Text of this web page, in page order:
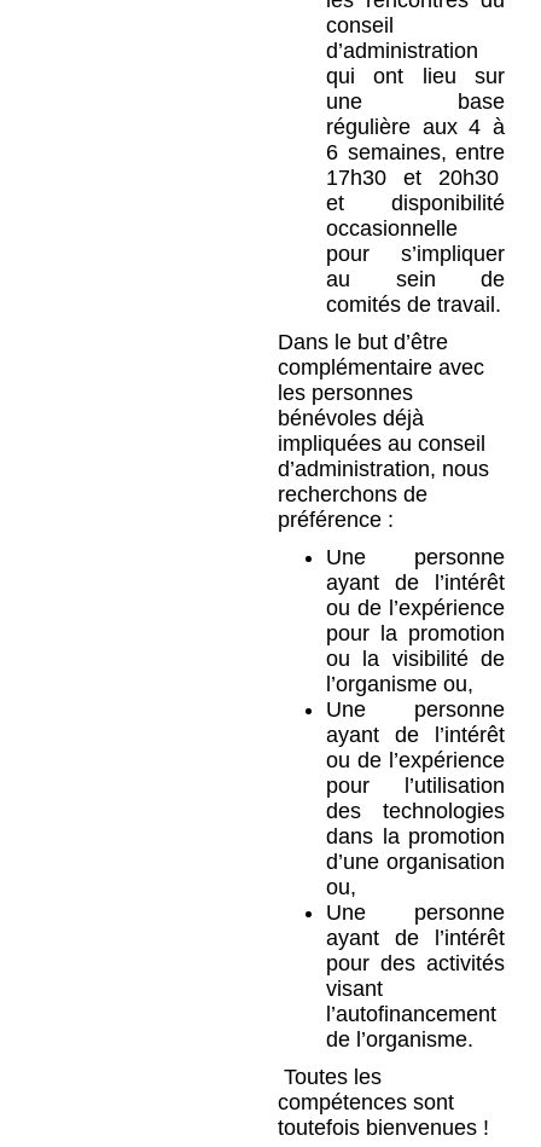
conseil
d’administration
qui ont lieu sur
une base
régulière aux 4 à
6 semaines, entre
17h30 et 20h30
et disponibilité
occasionnelle
pour s’impliquer
au sein de
comités de travail.
Dans le but d’être
complémentaire avec
les personnes
bénévoles déjà
impliquées au conseil
d’administration, nous
recherchons de
préférence :
Une personne
ayant de l’intérêt
ou de l’expérience
pour la promotion
ou la visibilité de
l’organisme ou,
Une personne
ayant de l’intérêt
ou de l’expérience
pour l’utilisation
des technologies
dans la promotion
d’une organisation
ou,
Une personne
ayant de l’intérêt
pour des activités
visant
l’autofinancement
de l’organisme.
Toutes les
compétences sont
toutefois bienvenues !